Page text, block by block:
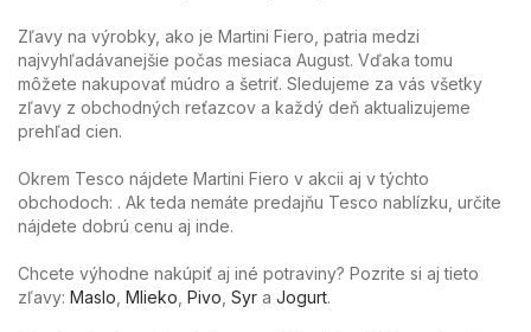
Zľavy na výrobky, ako je Martini Fiero, patria medzi
najvyhľadávanejšie počas mesiaca August. Vďaka tomu
môžete nakupovať múdro a šetriť. Sledujeme za vás všetky
zľavy z obchodných reťazcov a každý deň aktualizujeme
prehľad cien.
Okrem Tesco nájdete Martini Fiero v akcii aj v týchto
obchodoch: . Ak teda nemáte predajňu Tesco nablízku, určite
nájdete dobrú cenu aj inde.
Chcete výhodne nakúpiť aj iné potraviny? Pozrite si aj tieto
zľavy: Maslo Mlieko Pivo Syr a Jogurt.